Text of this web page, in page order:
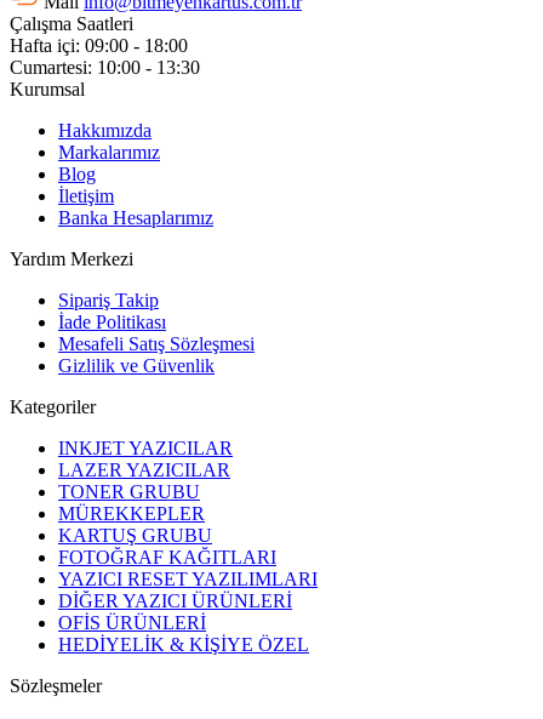
Çalışma Saatleri
Hafta içi: 09:00 - 18:00
Cumartesi: 10:00 - 13:30
Kurumsal
Hakkımızda
Markalarımız
Blog
İletişim
Banka Hesaplarımız
Yardım Merkezi
Sipariş Takip
İade Politikası
Mesafeli Satış Sözleşmesi
Gizlilik ve Güvenlik
Kategoriler
INKJET YAZICILAR
LAZER YAZICILAR
TONER GRUBU
MÜREKKEPLER
KARTUŞ GRUBU
FOTOĞRAF KAĞITLARI
YAZICI RESET YAZILIMLARI
DİĞER YAZICI ÜRÜNLERİ
OFİS ÜRÜNLERİ
HEDİYELİK & KİŞİYE ÖZEL
Sözleşmeler